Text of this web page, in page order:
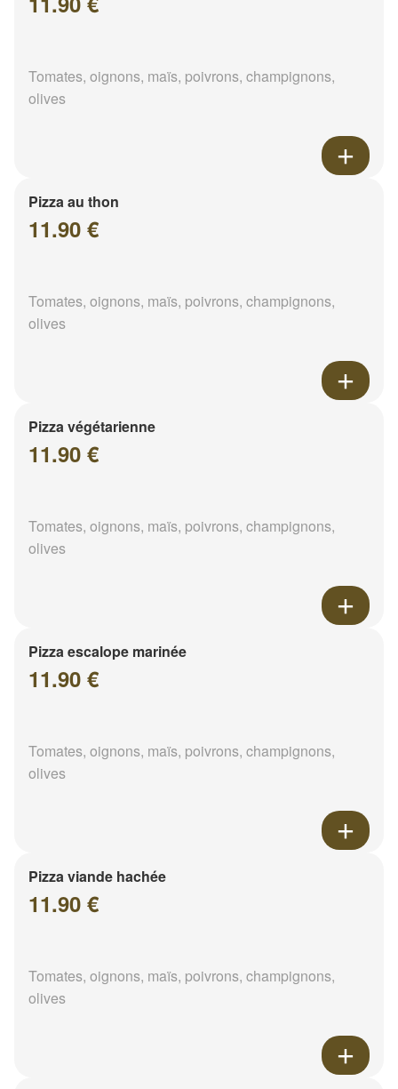
Tomates, oignons, maïs, poivrons, champignons,
olives
Pizza au thon
11.90 €
Tomates, oignons, maïs, poivrons, champignons,
olives
Pizza végétarienne
11.90 €
Tomates, oignons, maïs, poivrons, champignons,
olives
Pizza escalope marinée
11.90 €
Tomates, oignons, maïs, poivrons, champignons,
olives
Pizza viande hachée
11.90 €
Tomates, oignons, maïs, poivrons, champignons,
olives